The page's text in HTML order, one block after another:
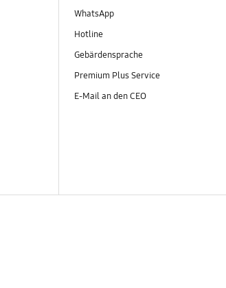
WhatsApp
Hotline
Gebärdensprache
Premium Plus Service
E-Mail an den CEO